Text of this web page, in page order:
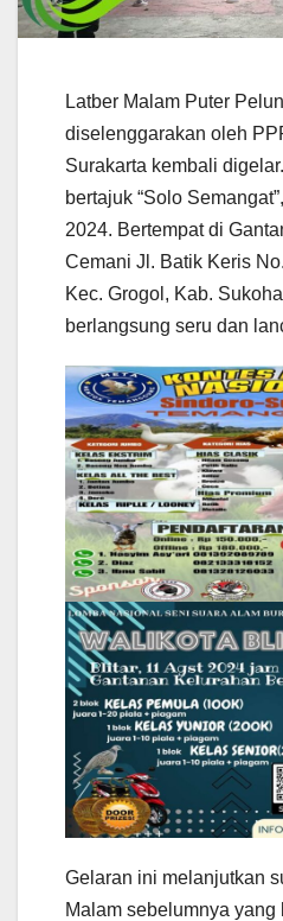
Latber Malam Puter
diselenggarakan oleh
Surakarta kembali
bertajuk “Solo
2024. Bertempat di
Cemani Jl. Batik Keris
Kec. Grogol, Kab.
berlangsung seru dan
Gelaran ini melanjutkan
Malam sebelumnya